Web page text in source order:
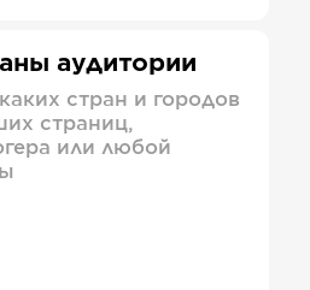
аудитории
стран и городов
страниц,
или любой